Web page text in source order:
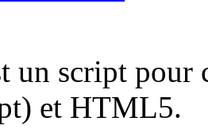
un script pour
et HTML5.